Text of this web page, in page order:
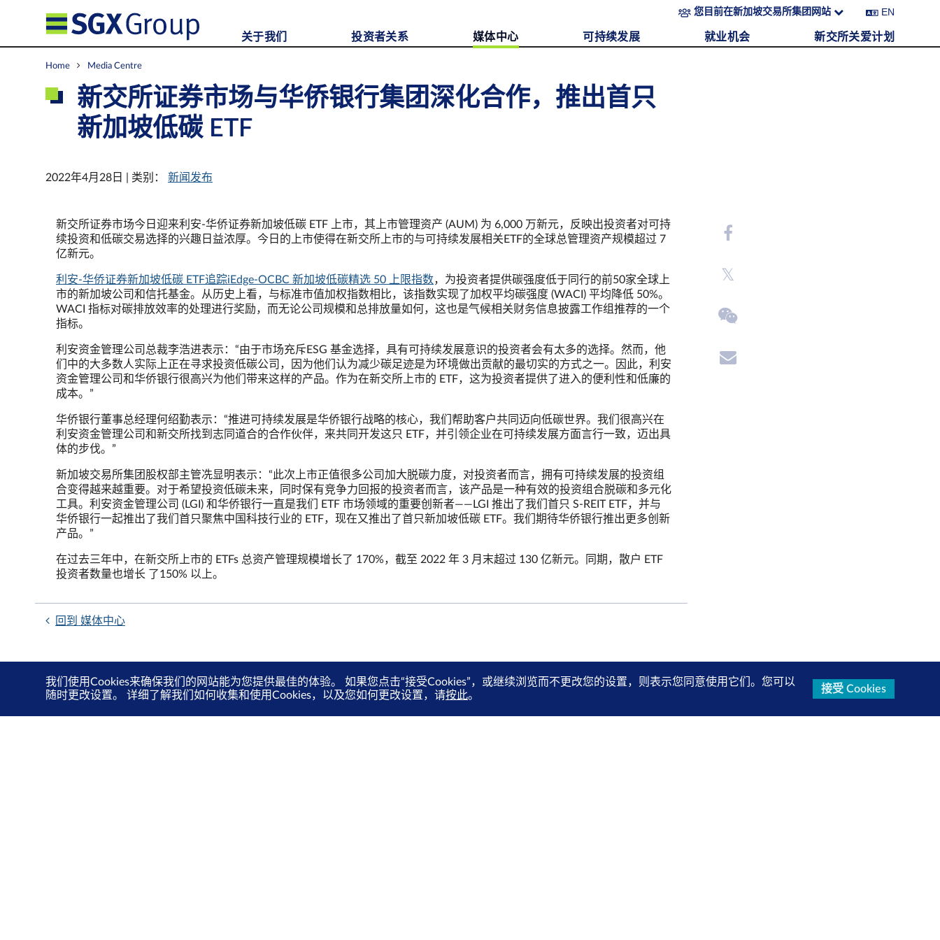
您目前在新加坡交易所集团网站 EN
关于我们 投资者关系 媒体中心 可持续发展 就业机会 新交所关爱计划
Home Media Centre
新交所证券市场与华侨银行集团深化合作，推出首只
新加坡低碳 ETF
2022年4月28日 | 类别： 新闻发布
新交所证券市场今日迎来利安-华侨证券新加坡低碳 ETF 上市，其上市管理资产 (AUM) 为 6,000 万新元，反映出投资者对可持
续投资和低碳交易选择的兴趣日益浓厚。今日的上市使得在新交所上市的与可持续发展相关ETF的全球总管理资产规模超过 7
亿新元。
利安-华侨证券新加坡低碳 ETF追踪iEdge-OCBC 新加坡低碳精选 50 上限指数，为投资者提供碳强度低于同行的前50家全球上
市的新加坡公司和信托基金。从历史上看，与标准市值加权指数相比，该指数实现了加权平均碳强度 (WACI) 平均降低 50%。
WACI 指标对碳排放效率的处理进行奖励，而无论公司规模和总排放量如何，这也是气候相关财务信息披露工作组推荐的一个
指标。
利安资金管理公司总裁李浩进表示：“由于市场充斥ESG 基金选择，具有可持续发展意识的投资者会有太多的选择。然而，他
们中的大多数人实际上正在寻求投资低碳公司，因为他们认为减少碳足迹是为环境做出贡献的最切实的方式之一。因此，利安
资金管理公司和华侨银行很高兴为他们带来这样的产品。作为在新交所上市的 ETF，这为投资者提供了进入的便利性和低廉的
成本。”
华侨银行董事总经理何绍勤表示：“推进可持续发展是华侨银行战略的核心，我们帮助客户共同迈向低碳世界。我们很高兴在
利安资金管理公司和新交所找到志同道合的合作伙伴，来共同开发这只 ETF，并引领企业在可持续发展方面言行一致，迈出具
体的步伐。”
新加坡交易所集团股权部主管冼显明表示：“此次上市正值很多公司加大脱碳力度，对投资者而言，拥有可持续发展的投资组
合变得越来越重要。对于希望投资低碳未来，同时保有竞争力回报的投资者而言，该产品是一种有效的投资组合脱碳和多元化
工具。利安资金管理公司 (LGI) 和华侨银行一直是我们 ETF 市场领域的重要创新者——LGI 推出了我们首只 S-REIT ETF，并与
华侨银行一起推出了我们首只聚焦中国科技行业的 ETF，现在又推出了首只新加坡低碳 ETF。我们期待华侨银行推出更多创新
产品。”
在过去三年中，在新交所上市的 ETFs 总资产管理规模增长了 170%，截至 2022 年 3 月末超过 130 亿新元。同期，散户 ETF
投资者数量也增长 了150% 以上。
回到 媒体中心
我们使用Cookies来确保我们的网站能为您提供最佳的体验。 如果您点击“接受Cookies”，或继续浏览而不更改您的设置，则表示您同意使用它们。您可以
随时更改设置。 详细了解我们如何收集和使用Cookies，以及您如何更改设置，请按此。
接受 Cookies